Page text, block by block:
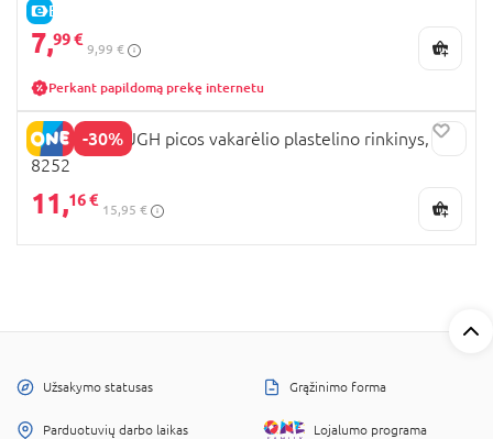
E-KAINA
7,99 €
9,99 €
Perkant papildomą prekę internetu
-30%
PLAYGO DOUGH picos vakarėlio plastelino rinkinys,
8252
11,16 €
15,95 €
Užsakymo statusas Grąžinimo forma
Parduotuvių darbo laikas Lojalumo programa